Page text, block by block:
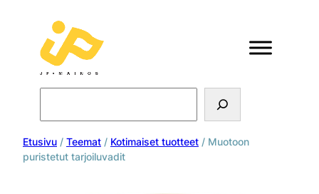
Etusivu / Teemat / Kotimaiset tuotteet / Muotoon
puristetut tarjoiluvadit